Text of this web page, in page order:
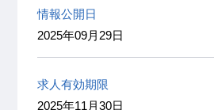
情報公開日
2025年09月29日
求人有効期限
2025年11月30日